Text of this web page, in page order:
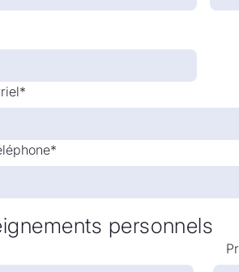
personnels